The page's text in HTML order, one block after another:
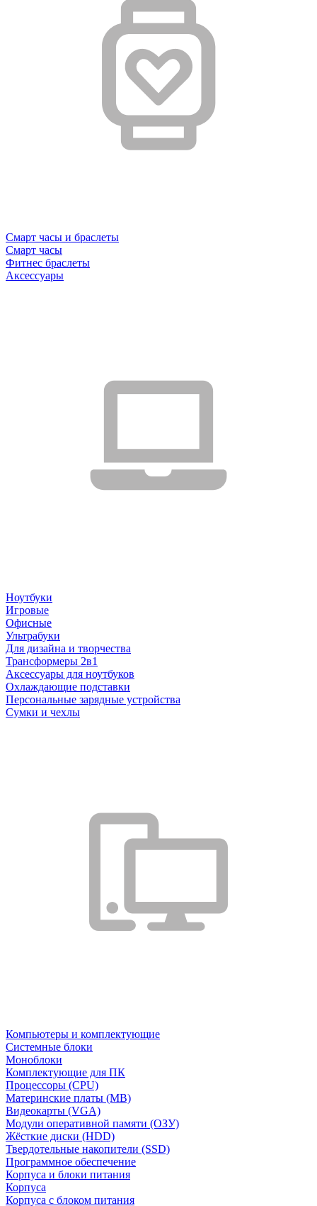
Смарт часы и браслеты
Смарт часы
Фитнес браслеты
Аксессуары
Ноутбуки
Игровые
Офисные
Ультрабуки
Для дизайна и творчества
Трансформеры 2в1
Аксессуары для ноутбуков
Охлаждающие подставки
Персональные зарядные устройства
Сумки и чехлы
Компьютеры и комплектующие
Системные блоки
Моноблоки
Комплектующие для ПК
Процессоры (CPU)
Материнские платы (MB)
Видеокарты (VGA)
Модули оперативной памяти (ОЗУ)
Жёсткие диски (HDD)
Твердотельные накопители (SSD)
Программное обеспечение
Корпуса и блоки питания
Корпуса
Корпуса с блоком питания